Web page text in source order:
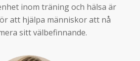
inom träning och hälsa är
att hjälpa människor att nå
sitt välbefinnande.